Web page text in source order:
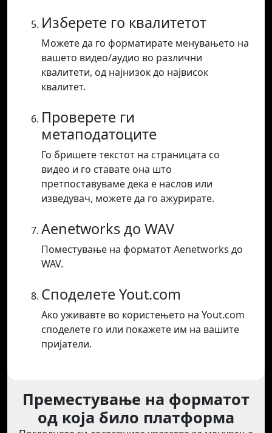
Изберете го квалитетот
Можете да го форматирате менувањето на
вашето видео/аудио во различни
квалитети, од најнизок до највисок
квалитет.
Проверете ги
метаподатоците
Го бришете текстот на страницата со
видео и го ставате она што
претпоставуваме дека е наслов или
изведувач, можете да го ажурирате.
Aenetworks до WAV
Поместување на форматот Aenetworks до
WAV.
Споделете Yout.com
Ако уживавте во користењето на Yout.com
споделете го или покажете им на вашите
пријатели.
Преместување на форматот
од која било платформа